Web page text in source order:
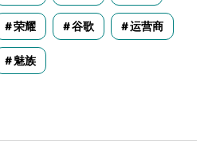
荣耀 谷歌 运营商
魅族